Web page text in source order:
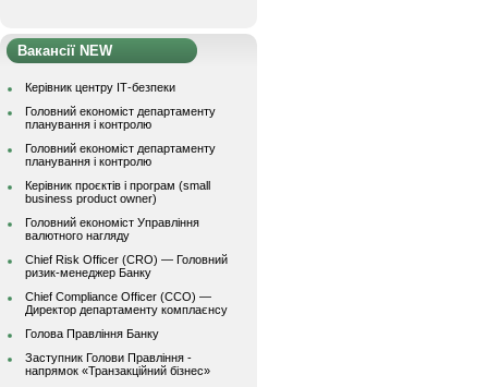
Вакансії NEW
Керівник центру ІТ-безпеки
Головний економіст департаменту
планування і контролю
Головний економіст департаменту
планування і контролю
Керівник проєктів і програм (small
business product owner)
Головний економіст Управління
валютного нагляду
Chief Risk Officer (CRO) — Головний
ризик-менеджер Банку
Chief Compliance Officer (CCO) —
Директор департаменту комплаєнсу
Голова Правління Банку
Заступник Голови Правління -
напрямок «Транзакційний бізнес»